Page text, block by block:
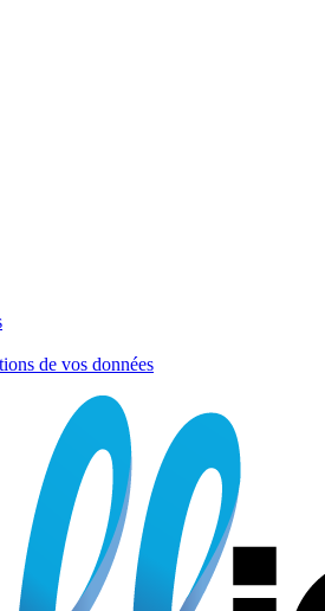
de vos données